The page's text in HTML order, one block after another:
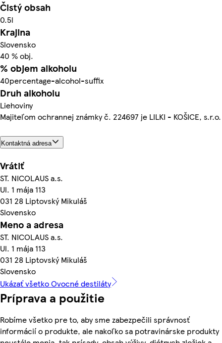
Čistý obsah
0.5l
Krajina
Slovensko
40 % obj.
% objem alkoholu
40percentage-alcohol-suffix
Druh alkoholu
Liehoviny
Majiteľom ochrannej známky č. 224697 je LILKI - KOŠICE, s.r.o.
Kontaktná adresa
Vrátiť
ST. NICOLAUS a.s.
Ul. 1 mája 113
031 28 Liptovský Mikuláš
Slovensko
Meno a adresa
ST. NICOLAUS a.s.
Ul. 1 mája 113
031 28 Liptovský Mikuláš
Slovensko
Ukázať všetko Ovocné destiláty
Príprava a použitie
Robíme všetko pre to, aby sme zabezpečili správnosť
informácií o produkte, ale nakoľko sa potravinárske produkty